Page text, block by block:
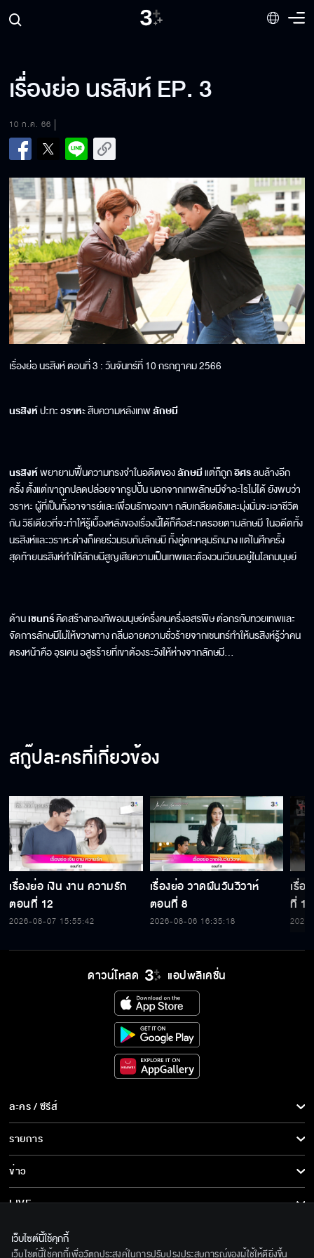
เรื่องย่อ นรสิงห์ EP. 3
10 ก.ค. 66
เรื่องย่อ นรสิงห์ ตอนที่ 3 : วันจันทร์ที่ 10 กรกฎาคม 2566
นรสิงห์ปะทะวราหะสืบความหลังเทพลักษมี
นรสิงห์พยายามฟื้นความทรงจำในอดีตของลักษมีแต่ก็ถูกอิศรลบล้างอีก
ครั้ง ตั้งแต่เขาถูกปลดปล่อยจากรูปปั้น นอกจากเทพลักษมีจำอะไรไม่ได้ ยังพบว่า
วราหะ ผู้ที่เป็นทั้งอาจารย์และเพื่อนรักของเขา กลับเกลียดชังและมุ่งมั่นจะเอาชีวิต
กัน วิธีเดียวที่จะทำให้รู้เบื้องหลังของเรื่องนี้ได้ก็คือสะกดรอยตามลักษมี ในอดีตทั้ง
นรสิงห์และวราหะต่างก็เคยร่วมรบกับลักษมี ทั้งคู่ตกหลุมรักนาง แต่ในศึกครั้ง
สุดท้ายนรสิงห์ทำให้ลักษมีสูญเสียความเป็นเทพและต้องวนเวียนอยู่ในโลกมนุษย์
ด้านเชนทร์คิดสร้างกองทัพอมนุษย์ครึ่งคนครึ่งอสรพิษ ต่อกรกับทวยเทพและ
จัดการลักษมีไม่ให้ขวางทาง กลิ่นอายความชั่วร้ายจากเชนทร์ทำให้นรสิงห์รู้ว่าคน
ตรงหน้าคือ อุรเคน อสูรร้ายที่เขาต้องระวังให้ห่างจากลักษมี...
สกู๊ปละครที่เกี่ยวข้อง
เรื่องย่อ เงิน งาน ความรัก
ตอนที่ 12
2026-08-07 15:55:42
เรื่องย่อ วาดฝันวันวิวาห์
ตอนที่ 8
2026-08-06 16:35:18
เรื่อ
ที่ 15
ดาวน์โหลด แอปพลิเคชั่น
ละคร / ซีรีส์
ละคร/ซีรีส์
ซีรีส์นานาชาติ
การ์ตูน & เกม
รายการ
รายการทั้งหมด
ข่าว
ข่าวทั้งหมด
ข่าวประชาสัมพันธ์
LIVE
เกี่ยวกับเรา
เว็บไซต์นี้ใช้คุกกี้
เว็บไซต์นี้ใช้คุกกี้เพื่อวัตถุประสงค์ในการปรับปรุงประสบการณ์ของผู้ใช้ให้ดียิ่งขึ้น